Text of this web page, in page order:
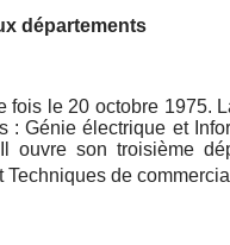
départements
fois le 20 octobre 1975.
: Génie électrique et
ouvre son troisième
Techniques de